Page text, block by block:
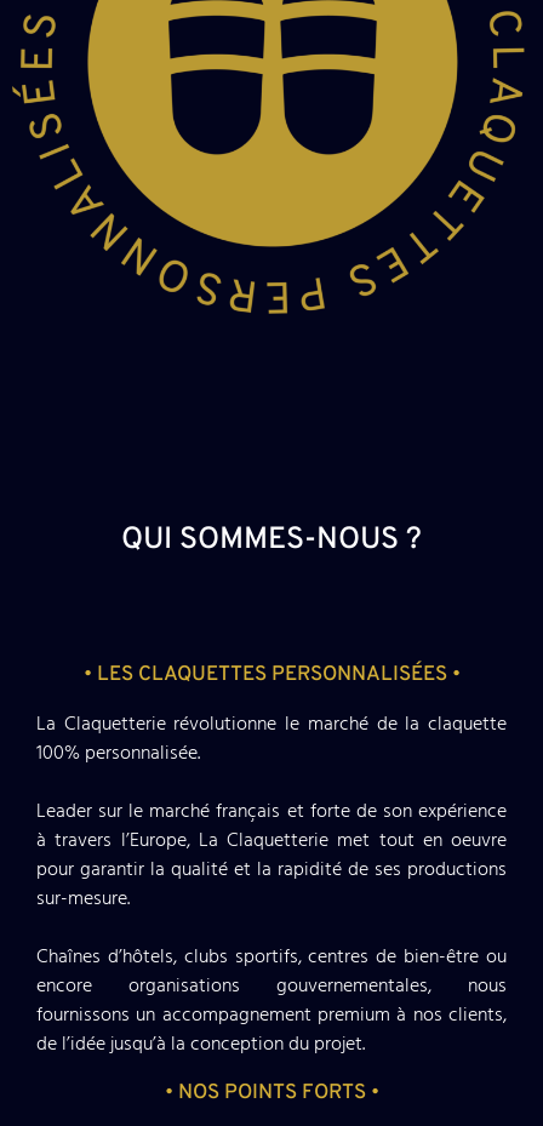
QUI SOMMES-NOUS ?
• LES CLAQUETTES PERSONNALISÉES •
La Claquetterie révolutionne le marché de la claquette
100% personnalisée.
Leader sur le marché français et forte de son expérience
à travers l’Europe, La Claquetterie met tout en oeuvre
pour garantir la qualité et la rapidité de ses productions
sur-mesure.
Chaînes d’hôtels, clubs sportifs, centres de bien-être ou
encore organisations gouvernementales, nous
fournissons un accompagnement premium à nos clients,
de l’idée jusqu’à la conception du projet.
• NOS POINTS FORTS •